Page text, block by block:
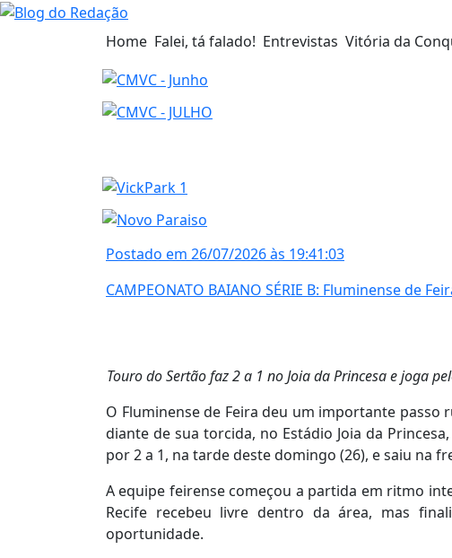
Home Falei, tá falado! Entrevistas Vitória da
Postado em 26/07/2026 às 19:41:03
CAMPEONATO BAIANO SÉRIE B: Fluminense de
Touro do Sertão faz 2 a 1 no Joia da Princesa e joga
O Fluminense de Feira deu um importante passo
diante de sua torcida, no Estádio Joia da
por 2 a 1, na tarde deste domingo (26), e saiu na
A equipe feirense começou a partida em ritmo
Recife recebeu livre dentro da área, mas
oportunidade.